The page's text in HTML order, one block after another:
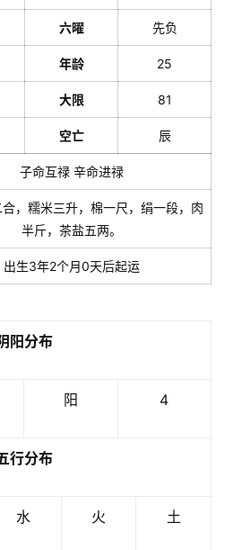
六曜 先负
年龄 25
大限 81
空亡 辰
子命互禄 辛命进禄
，糯米三升，棉一尺，绢一段，肉
半斤，茶盐五两。
出生3年2个月0天后起运
阳分布
阳 4
行分布
水 火 土